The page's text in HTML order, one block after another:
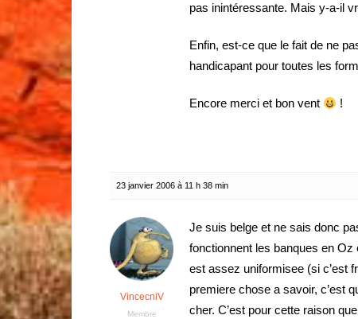
pas inintéressante. Mais y-a-il
Enfin, est-ce que le fait de ne
handicapant pour toutes les
Encore merci et bon vent !
23 janvier 2006 à 11 h 38 min
VincecniV
Membre
Je suis belge et ne sais donc
fonctionnent les banques en Oz
est assez uniformisee (si c’est
premiere chose a savoir, c’est
cher. C’est pour cette raison